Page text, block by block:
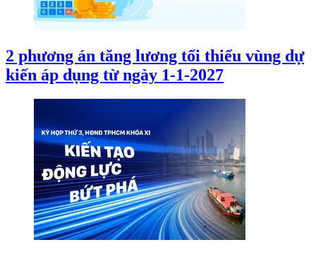
2 phương án tăng lương tối thiểu vùng dự
kiến áp dụng từ ngày 1-1-2027